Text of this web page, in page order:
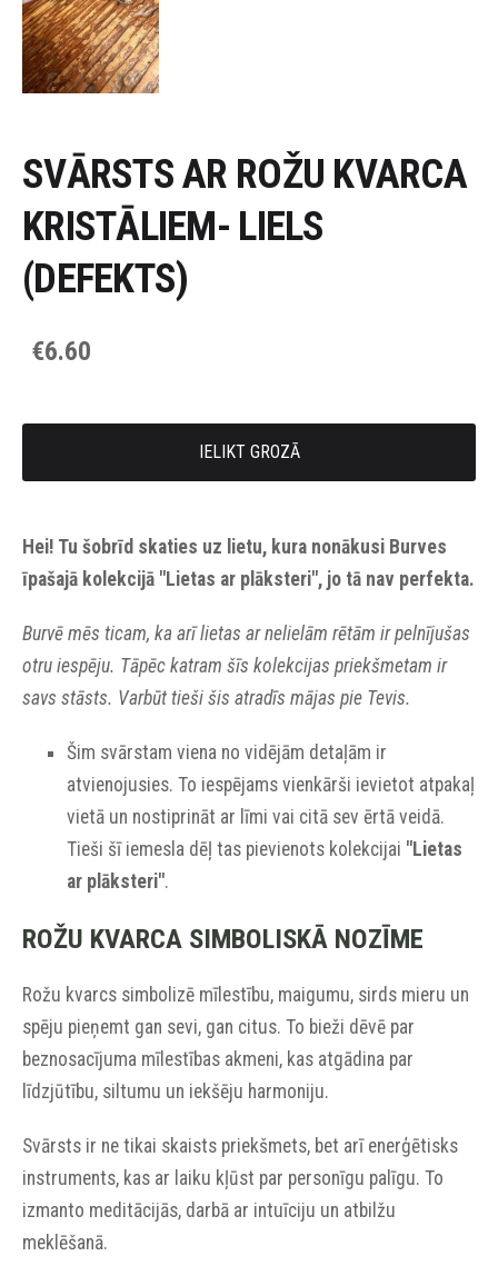
SVĀRSTS AR ROŽU KVARCA
KRISTĀLIEM- LIELS
(DEFEKTS)
€6.60
IELIKT GROZĀ
Hei! Tu šobrīd skaties uz lietu, kura nonākusi Burves
īpašajā kolekcijā "Lietas ar plāksteri", jo tā nav perfekta.
Burvē mēs ticam, ka arī lietas ar nelielām rētām ir pelnījušas
otru iespēju. Tāpēc katram šīs kolekcijas priekšmetam ir
savs stāsts. Varbūt tieši šis atradīs mājas pie Tevis.
Šim svārstam viena no vidējām detaļām ir
atvienojusies. To iespējams vienkārši ievietot atpakaļ
vietā un nostiprināt ar līmi vai citā sev ērtā veidā.
Tieši šī iemesla dēļ tas pievienots kolekcijai "Lietas
ar plāksteri".
ROŽU KVARCA SIMBOLISKĀ NOZĪME
Rožu kvarcs simbolizē mīlestību, maigumu, sirds mieru un
spēju pieņemt gan sevi, gan citus. To bieži dēvē par
beznosacījuma mīlestības akmeni, kas atgādina par
līdzjūtību, siltumu un iekšēju harmoniju.
Svārsts ir ne tikai skaists priekšmets, bet arī enerģētisks
instruments, kas ar laiku kļūst par personīgu palīgu. To
izmanto meditācijās, darbā ar intuīciju un atbilžu
meklēšanā.